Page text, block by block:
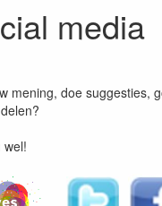
media
mening, doe suggesties,
wel!